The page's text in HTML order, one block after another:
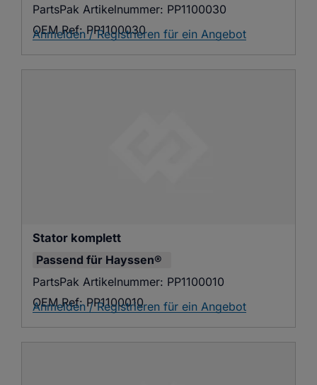
PartsPak Artikelnummer: PP1100030
OEM Ref: PP1100030
Anmelden / Registrieren für ein Angebot
Stator komplett
Passend für Hayssen®
PartsPak Artikelnummer: PP1100010
OEM Ref: PP1100010
Anmelden / Registrieren für ein Angebot